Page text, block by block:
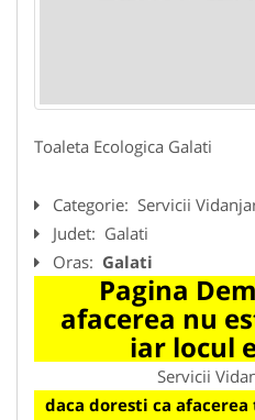
Toaleta Ecologica Galati
Categorie: Servicii
Judet: Galati
Oras: Galati
Pagina
afacerea nu
iar locul
Servicii
daca doresti ca